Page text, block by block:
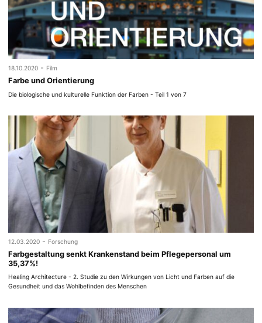
18.10.2020 - Film
Farbe und Orientierung
Die biologische und kulturelle Funktion der Farben - Teil 1 von 7
12.03.2020 - Forschung
Farbgestaltung senkt Krankenstand beim Pflegepersonal um
35,37%!
Healing Architecture - 2. Studie zu den Wirkungen von Licht und Farben auf die
Gesundheit und das Wohlbefinden des Menschen